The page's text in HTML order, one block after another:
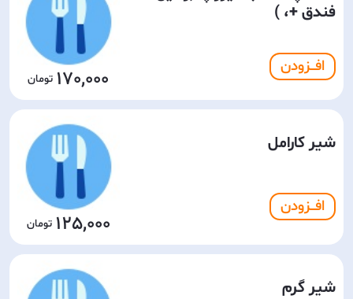
فندق +، )
افـــزودن 170,000
شیر کارامل
افـــزودن
125,000
شیر گرم